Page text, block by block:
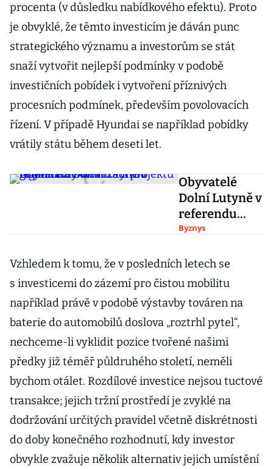
procenta (v důsledku nabídkového efektu). Proto
je obvyklé, že těmto investicím je dáván punc
strategického významu a investorům se stát
snaží vytvořit nejlepší podmínky v podobě
investičních pobídek i vytvoření příznivých
procesních podmínek, především povolovacích
řízení. V případě Hyundai se například pobídky
vrátily státu během deseti let.
Obyvatelé
Dolní Lutyně v
referendu
odmítli stavbu
Realizaci
projektu to ale
Byznys
Vzhledem k tomu, že v posledních letech se
s investicemi do zázemí pro čistou mobilitu
například právě v podobě výstavby továren na
baterie do automobilů doslova „roztrhl pytel“,
nechceme-li vyklidit pozice tvořené našimi
předky již téměř půldruhého století, neměli
bychom otálet. Rozdílové investice nejsou tuctové
transakce; jejich tržní prostředí je zvyklé na
dodržování určitých pravidel včetně diskrétnosti
do doby konečného rozhodnutí, kdy investor
obvykle zvažuje několik alternativ jejich umístění